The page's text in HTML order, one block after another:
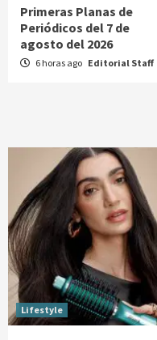
Primeras Planas de
Periódicos del 7 de
agosto del 2026
6 horas ago Editorial Staff
Lifestyle